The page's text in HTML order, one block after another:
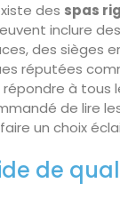
des spas
inclure
des sièges
réputées
à tous
de lire
un choix
de